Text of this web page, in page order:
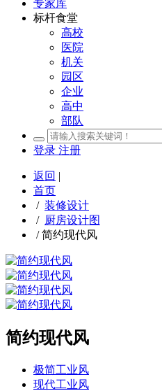
专家库
标杆食堂
高校
医院
机关
园区
企业
高中
部队
登录 注册
返回 |
首页
/ 装修设计
/ 厨房设计图
/简约现代风
简约现代风
极简工业风
现代工业风